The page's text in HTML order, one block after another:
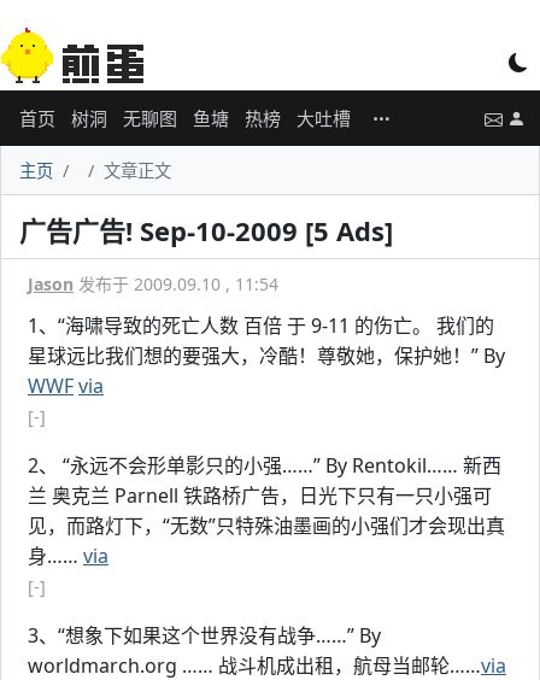
首页 树洞 无聊图 鱼塘 热榜 大吐槽
主页 文章正文
广告广告! Sep-10-2009 [5 Ads]
Jason 发布于 2009.09.10 , 11:54
1、“海啸导致的死亡人数 百倍 于 9-11 的伤亡。 我们的
星球远比我们想的要强大，冷酷！尊敬她，保护她！” By
WWFvia
[-]
2、 “永远不会形单影只的小强……” By Rentokil…… 新西
兰 奥克兰 Parnell 铁路桥广告，日光下只有一只小强可
见，而路灯下，“无数”只特殊油墨画的小强们才会现出真
身…… via
[-]
3、“想象下如果这个世界没有战争……” By
worldmarch.org …… 战斗机成出租，航母当邮轮……via